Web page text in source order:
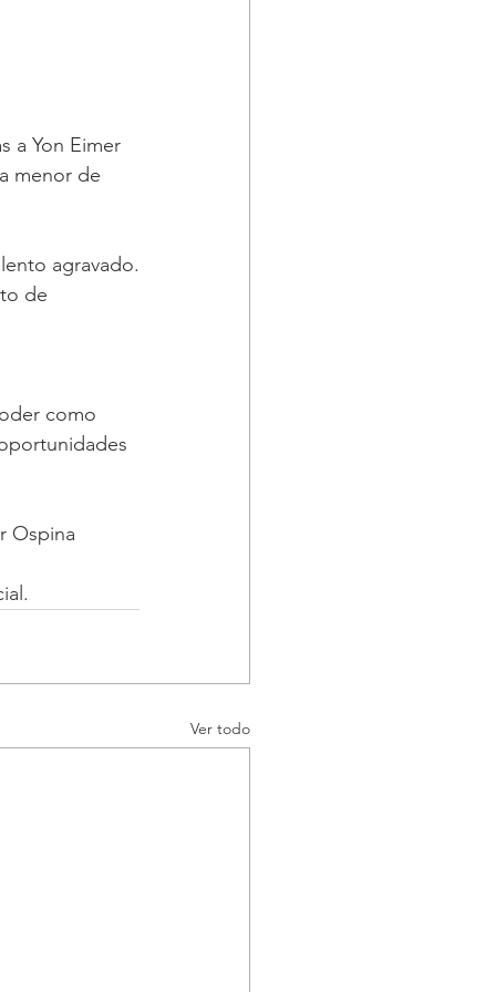
a Yon Eimer
menor de
agravado.
de
como
Ospina
Ver todo